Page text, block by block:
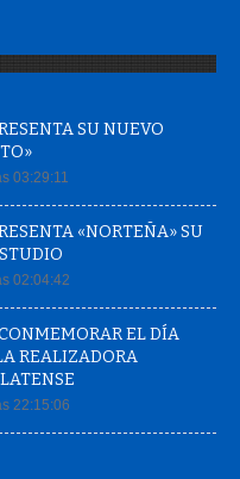
SU NUEVO
03:29:11
«NORTEÑA» SU
02:04:42
EL DÍA
REALIZADORA
22:15:06